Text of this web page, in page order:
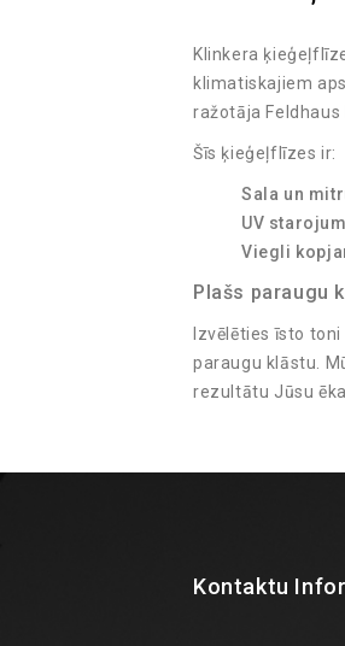
Klinkera
klimatiskajiem
ražotāja
Šīs ķieģeļflīzes ir:
Sala un
UV
Viegli
Plašs paraugu
Izvēlēties īsto
paraugu klāstu.
rezultātu Jūsu
Kontaktu